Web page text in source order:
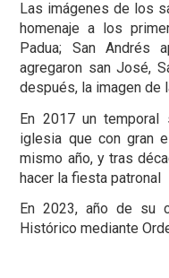
Las imágenes de los
homenaje a los
Padua; San Andrés
agregaron san José,
después, la imagen de
En 2017 un
iglesia que con gran
mismo año, y tras
hacer la fiesta patronal
En 2023, año de su
Histórico mediante